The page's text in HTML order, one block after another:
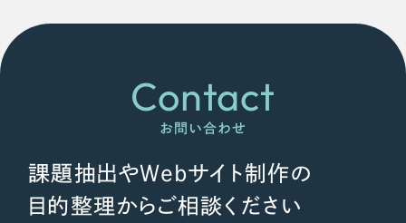
Contact
お問い合わせ
課題抽出やWebサイト制作の
目的整理からご相談ください